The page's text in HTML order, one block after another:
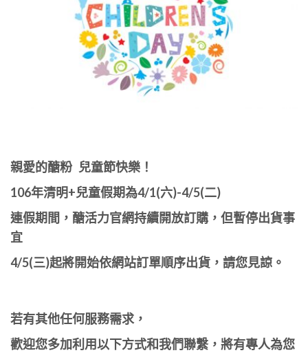
親愛的醣粉 兒童節快樂！
106年清明+兒童假期為4/1(六)-4/5(二)
連假期間，醣活力官網持續開放訂購，但暫停出貨事
宜
4/5(三)起將開始依網站訂單順序出貨，請您見諒。
若有其他任何服務需求，
歡迎您多加利用以下方式和我們聯繫，將有專人為您